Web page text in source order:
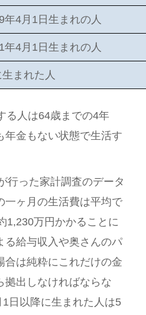
4月1日生まれの人
4月1日生まれの人
まれた人
る人は64歳までの4年
年金もない状態で生活す
行った家計調査のデータ
一ヶ月の生活費は平均で
1,230万円かかることに
る給与収入や奥さんのパ
合は純粋にこれだけの金
拠出しなければならな
日以降に生まれた人は5